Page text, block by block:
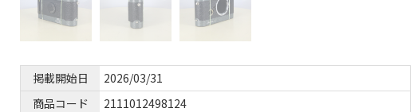
掲載開始日
2026/03/31
商品コード
2111012498124